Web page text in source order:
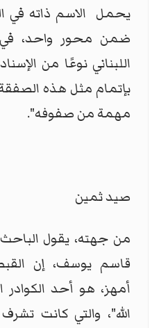
يحمل الاسم ذاته في
ضمن محور واحد،
اللبناني نوعًا من
بإتمام مثل هذه
مهمة من صفوفه".
صيد ثمين
من جهته، يقول الباحث
قاسم يوسف، إن
أمهز، هو أحد
الله"، والتي كانت